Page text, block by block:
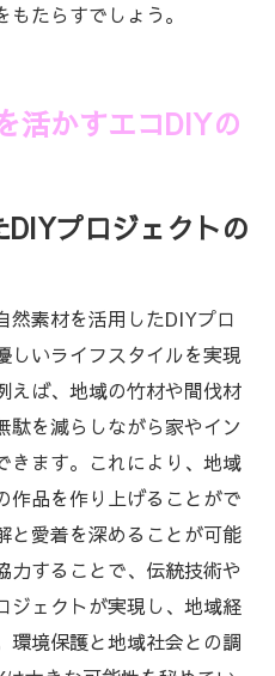
たらすでしょう。
活かすエコDIYの
プロジェクトの
然素材を活用したDIYプロ
しいライフスタイルを実現
えば、地域の竹材や間伐材
駄を減らしながら家やイン
きます。これにより、地域
作品を作り上げることがで
と愛着を深めることが可能
力することで、伝統技術や
ジェクトが実現し、地域経
環境保護と地域社会との調